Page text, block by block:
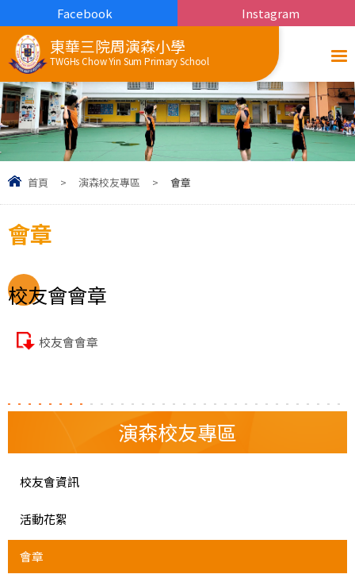
東華三院周演森小學
TWGHs Chow Yin Sum Primary School
Facebook Instagram
首頁 > 演森校友專區 > 會章
會章
校友會會章
校友會會章
演森校友專區
校友會資訊
活動花絮
會章